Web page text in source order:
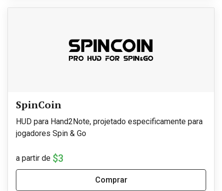
SpinCoin
HUD para Hand2Note, projetado especificamente para
jogadores Spin & Go
a partir de $3
Comprar